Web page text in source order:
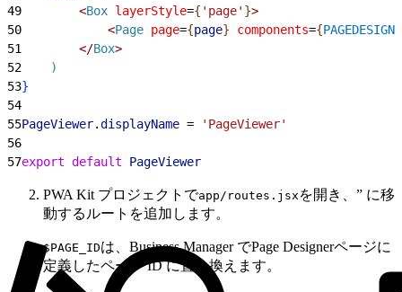
49
<Box layerStyle={ 'page' }>
50
<Page page={page} components={
51
</Box>
52
)
53}
54
55PageViewer.displayName =
'PageViewer'
56
57export default PageViewer
PWA Kit プロジェクトでapp/routes.jsx を開き、” に移
動するルートを追加します。
$PAGE_IDは、Business Manager でPage Designerページに
定義したページ ID に置き換えます。